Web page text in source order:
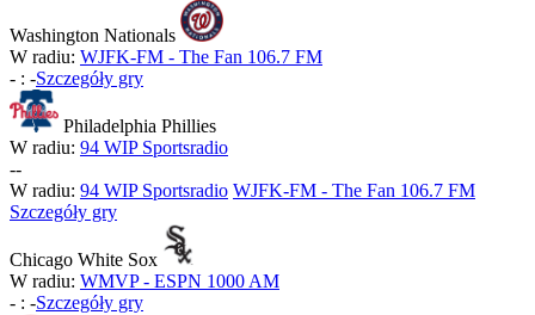
Washington Nationals
W radiu: WJFK-FM - The Fan 106.7 FM
- : -Szczegóły gry
Philadelphia Phillies
W radiu: 94 WIP Sportsradio
--
W radiu: 94 WIP Sportsradio WJFK-FM - The Fan 106.7 FM
Szczegóły gry
Chicago White Sox
W radiu: WMVP - ESPN 1000 AM
- : -Szczegóły gry